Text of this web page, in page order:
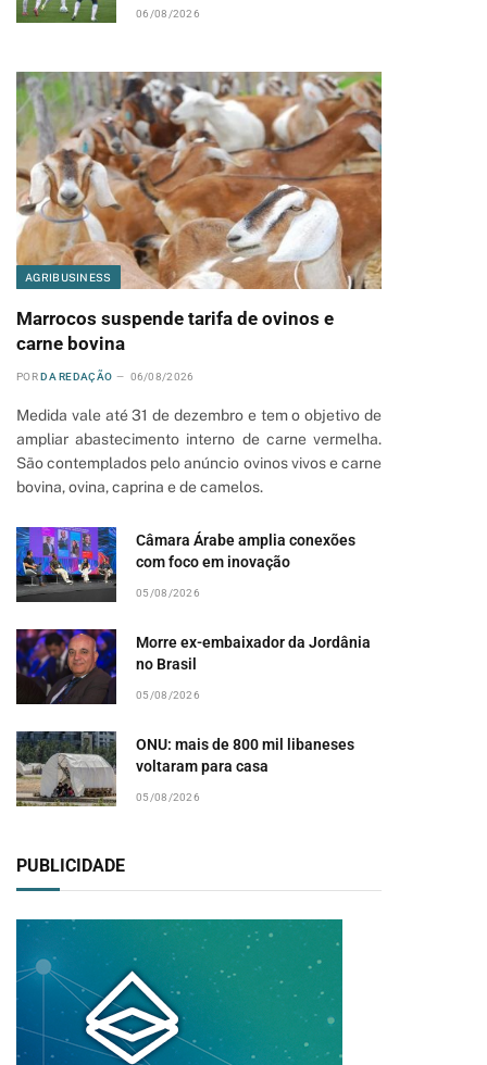
06/08/2026
AGRIBUSINESS
Marrocos suspende tarifa de ovinos e
carne bovina
POR DA REDAÇÃO 06/08/2026
Medida vale até 31 de dezembro e tem o objetivo de
ampliar abastecimento interno de carne vermelha.
São contemplados pelo anúncio ovinos vivos e carne
bovina, ovina, caprina e de camelos.
Câmara Árabe amplia conexões
com foco em inovação
05/08/2026
Morre ex-embaixador da Jordânia
no Brasil
05/08/2026
ONU: mais de 800 mil libaneses
voltaram para casa
05/08/2026
PUBLICIDADE